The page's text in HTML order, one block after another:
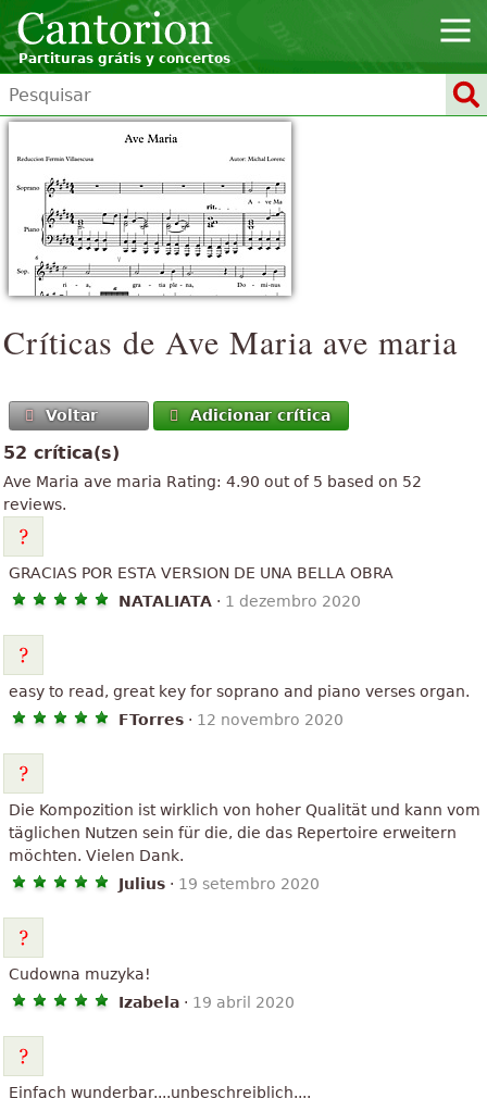
Partituras grátis y concertos
Críticas de Ave Maria ave maria
Voltar Adicionar crítica
52 crítica(s)
Ave Maria ave maria Rating: 4.90 out of 5 based on 52
reviews.
GRACIAS POR ESTA VERSION DE UNA BELLA OBRA
NATALIATA · 1 dezembro 2020
easy to read, great key for soprano and piano verses organ.
FTorres · 12 novembro 2020
Die Kompozition ist wirklich von hoher Qualität und kann vom
täglichen Nutzen sein für die, die das Repertoire erweitern
möchten. Vielen Dank.
Julius · 19 setembro 2020
Cudowna muzyka!
Izabela · 19 abril 2020
Einfach wunderbar....unbeschreiblich....